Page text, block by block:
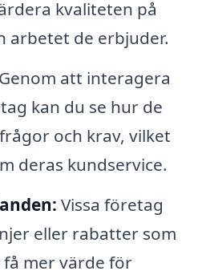
kvaliteten på
arbetet de erbjuder.
Genom att interagera
kan du se hur de
och krav, vilket
deras kundservice.
Vissa företag
eller rabatter som
mer värde för